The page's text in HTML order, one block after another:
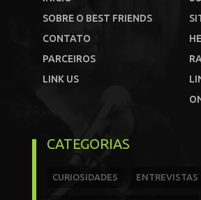
SOBRE O BEST FRIENDS
CONTATO
PARCEIROS
LINK US
CATEGORIAS
CURIOSIDADES